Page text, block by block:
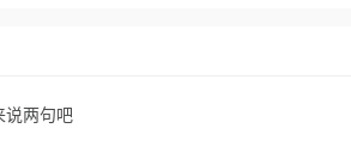
说两句吧